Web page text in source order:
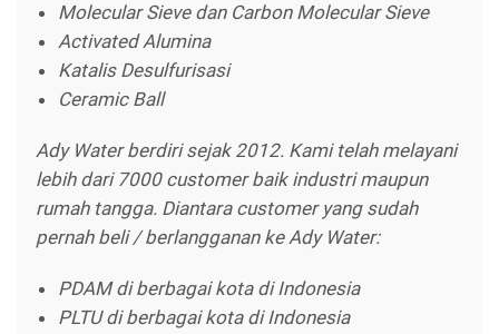
Molecular Sieve dan Carbon Molecular Sieve
Activated Alumina
Katalis Desulfurisasi
Ceramic Ball
Ady Water berdiri sejak 2012. Kami telah melayani
lebih dari 7000 customer baik industri maupun
rumah tangga. Diantara customer yang sudah
pernah beli / berlangganan ke Ady Water:
PDAM di berbagai kota di Indonesia
PLTU di berbagai kota di Indonesia